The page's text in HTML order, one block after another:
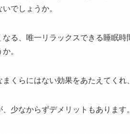
でしょうか。
る、唯一リラックスできる睡眠
。
くらにはない効果をあたえてくれ
少なからずデメリットもあります。